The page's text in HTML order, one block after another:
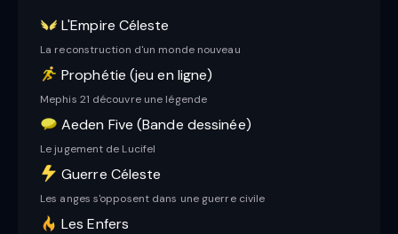
L'Empire Céleste
La reconstruction d'un monde nouveau
Prophétie (jeu en ligne)
Mephis 21 découvre une légende
Aeden Five (Bande dessinée)
Le jugement de Lucifel
Guerre Céleste
Les anges s'opposent dans une guerre civile
Les Enfers